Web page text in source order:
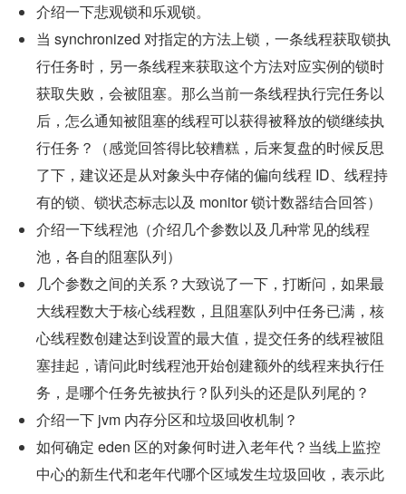
介绍一下悲观锁和乐观锁。
当 synchronized 对指定的方法上锁，一条线程获取锁执
行任务时，另一条线程来获取这个方法对应实例的锁时
获取失败，会被阻塞。那么当前一条线程执行完任务以
后，怎么通知被阻塞的线程可以获得被释放的锁继续执
行任务？（感觉回答得比较糟糕，后来复盘的时候反思
了下，建议还是从对象头中存储的偏向线程 ID、线程持
有的锁、锁状态标志以及 monitor 锁计数器结合回答）
介绍一下线程池（介绍几个参数以及几种常见的线程
池，各自的阻塞队列）
几个参数之间的关系？大致说了一下，打断问，如果最
大线程数大于核心线程数，且阻塞队列中任务已满，核
心线程数创建达到设置的最大值，提交任务的线程被阻
塞挂起，请问此时线程池开始创建额外的线程来执行任
务，是哪个任务先被执行？队列头的还是队列尾的？
介绍一下 jvm 内存分区和垃圾回收机制？
如何确定 eden 区的对象何时进入老年代？当线上监控
中心的新生代和老年代哪个区域发生垃圾回收，表示此